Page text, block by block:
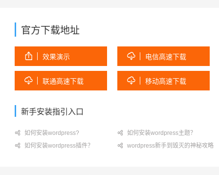
官方下载地址
 效果演示  电信高速下载
 联通高速下载  移动高速下载
新手安装指引入口
 如何安装wordpress?  如何安装wordpress主题？
 如何安装wordpress插件？  wordpress新手到毁灭的神秘攻略